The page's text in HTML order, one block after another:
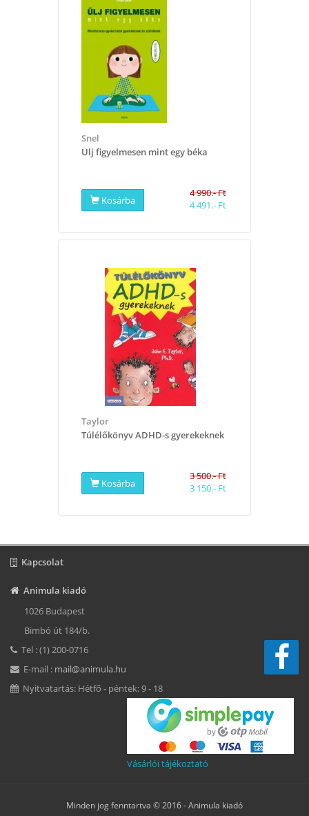
Snel
Ülj figyelmesen mint egy béka
Kosárba
4 990.- Ft
4 491.- Ft
​Taylor
Túlélőkönyv ADHD-s gyerekeknek
Kosárba
3 500.- Ft
3 150.- Ft
Kapcsolat
Animula kiadó
1026 Budapest
Bimbó út 184/b.
Tel : (1) 200-0716
E-mail : mail@animula.hu
Nyitvatartás: Hétfő - péntek: 9 - 18
Vásárlói tájékoztató
Minden jog fenntartva © 2016 -Animula kiadó